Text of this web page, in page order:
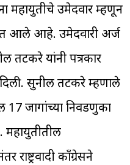
महायुतीचे उमेदवार म्हणून
आले आहे. उमेदवारी अर्ज
तटकरे यांनी पत्रकार
दिली. सुनील तटकरे म्हणाले
17 जागांच्या निवडणुका
राष्ट्रवादी काँग्रेसने